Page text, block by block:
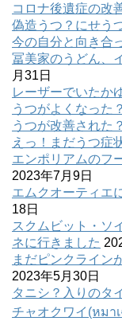
コロナ後遺症の改
偽造うつ？にせう
今の自分と向き合
冨美家のうどん、
月31日
レーザーでいたか
うつがよくなった？
うつが改善された？
えっ！まだうつ症
エンポリアムのフ
2023年7月9日
エムクオーティエ
18日
スクムビット・ソ
ネに行きました
まだピンクライン
2023年5月30日
タニシ？入りのタ
チャオクワイ(หมา